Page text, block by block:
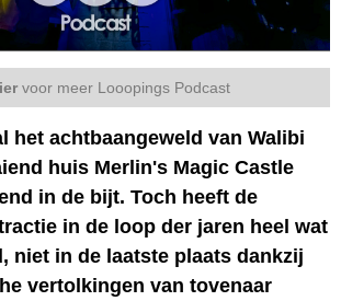
voor meer Looopings Podcast
het achtbaangeweld van Walibi
huis Merlin's Magic Castle
in de bijt. Toch heeft de
in de loop der jaren heel wat
niet in de laatste plaats dankzij
vertolkingen van tovenaar